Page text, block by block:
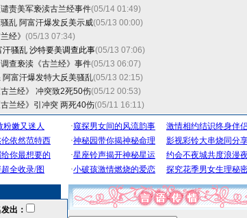
责美军亵渎古兰经事件(05/14 01:49)
乱 阿富汗爆发反美示威(05/13 00:00)
经》 (05/13 07:34)
汗骚乱 沙特要美调查此事(05/13 07:06)
查亵渎《古兰经》事件(05/13 06:07)
富汗爆发特大反美骚乱(05/13 02:15)
兰经》 冲突致2死50伤(05/12 00:53)
兰经》引冲突 两死40伤(05/11 16:11)
出：